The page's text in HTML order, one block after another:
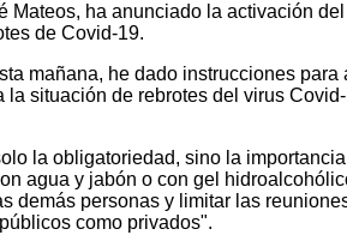
Mateos, ha anunciado la activación
de Covid-19.
mañana, he dado instrucciones
la situación de rebrotes del virus
la obligatoriedad, sino la
agua y jabón o con gel
demás personas y limitar las
como privados".